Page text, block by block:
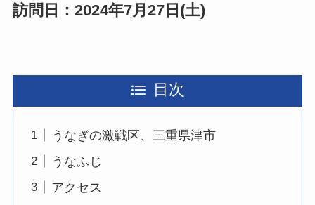
訪問日：2024年7月27日(土)
目次
うなぎの激戦区、三重県津市
うなふじ
アクセス